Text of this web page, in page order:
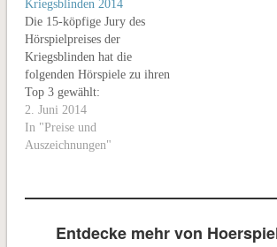
Kriegsblinden 2014
Die 15-köpfige Jury des
Hörspielpreises der
Kriegsblinden hat die
folgenden Hörspiele zu ihren
Top 3 gewählt:
Abschiedsgeschenk Autor:
Gert Roland Stiepel Regie:
Christoph Dietrich
Mit Klaus Manchen, Monika
Dieter Mann, Friedhelm
2. Juni 2014
In "Preise und
Auszeichnungen"
Entdecke mehr von